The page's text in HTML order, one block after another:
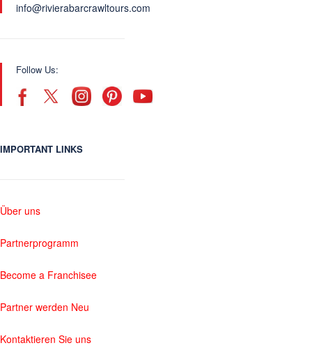
info@rivierabarcrawltours.com
Follow Us:
IMPORTANT LINKS
Über uns
Partnerprogramm
Become a Franchisee
Partner werden Neu
Kontaktieren Sie uns